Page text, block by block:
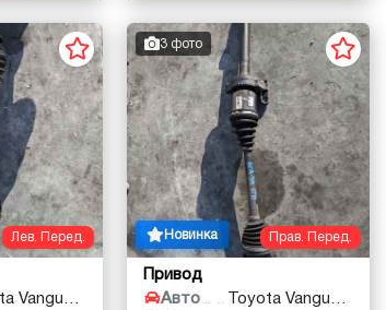
Лев. Перед.
Toyota Vanguard
Прав. Перед.
3 фото
Новинка
Привод
Авто
Toyota Vanguard